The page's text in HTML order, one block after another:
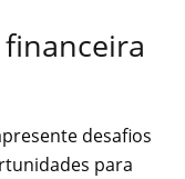
desafios
para